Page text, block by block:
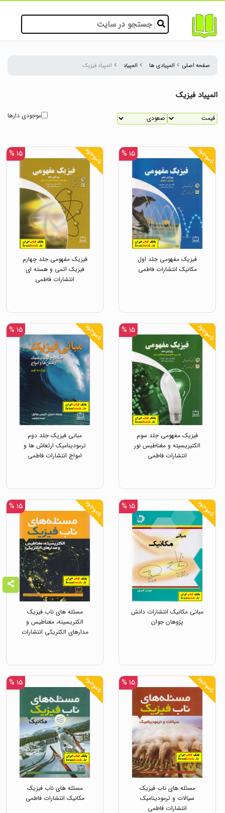
صفحه اصلی المپیادی ها المپیاد المپیاد فیزیک
المپیاد فیزیک
موجودی دارها
ناموجود ۱۵ %
فیزیک مفهومی جلد اول
مکانیک انتشارات فاطمی
ناموجود ۱۵ %
فیزیک مفهومی جلد چهارم
فیزیک اتمی و هسته ای
انتشارات فاطمی
ناموجود ۱۵ %
فیزیک مفهومی جلد سوم
الکتیریسیته و مغناطیس نور
انتشارات فاطمی
ناموجود ۱۵ %
مبانی فیزیک جلد دوم
ترمودینامیک ارتعاش ها و
امواج انتشارات فاطمی
ناموجود ۱۵ %
مبانی مکانیک انتشارات دانش
پژوهان جوان
ناموجود ۱۵ %
مسئله های ناب فیزیک
الکتریسیته، مغناطیس و
مدارهای الکتریکی انتشارات
ناموجود ۱۵ %
مسئله های ناب فیزیک
سیالات و ترمودینامیک
انتشارات فاطمی
ناموجود ۱۵ %
مسئله های ناب فیزیک
مکانیک انتشارات فاطمی